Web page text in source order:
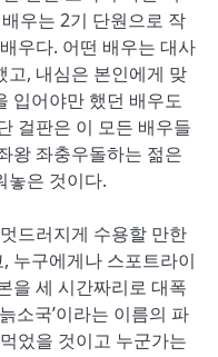
우는 2기 단원으로 작
우다. 어떤 배우는 대사
고, 내심은 본인에게 맞
입어야만 했던 배우도
걸판은 이 모든 배우들
왕 좌충우돌하는 젊은
놓은 것이다.
드러지게 수용할 만한
누구에게나 스포트라이
을 세 시간짜리로 대폭
소국’이라는 이름의 파
었을 것이고 누군가는